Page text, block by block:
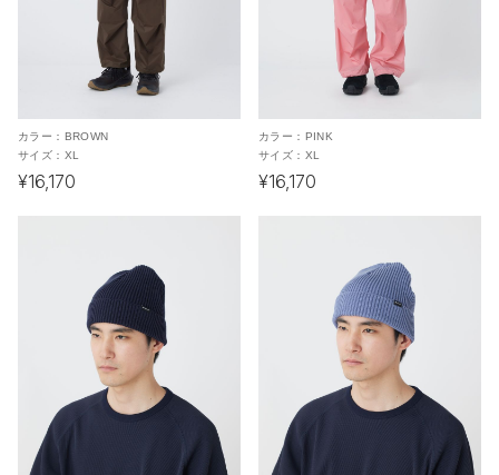
カラー： BROWN
サイズ： XL
¥16,170
カラー： PINK
サイズ： XL
¥16,170